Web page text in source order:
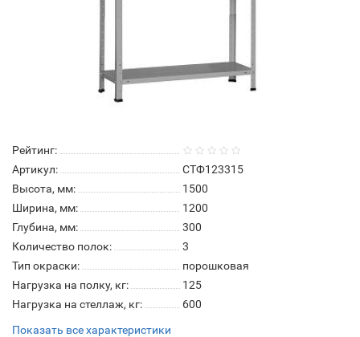
Рейтинг:
Артикул:
СТФ123315
Высота, мм:
1500
Ширина, мм:
1200
Глубина, мм:
300
Количество полок:
3
Тип окраски:
порошковая
Нагрузка на полку, кг:
125
Нагрузка на стеллаж, кг:
600
Показать все характеристики